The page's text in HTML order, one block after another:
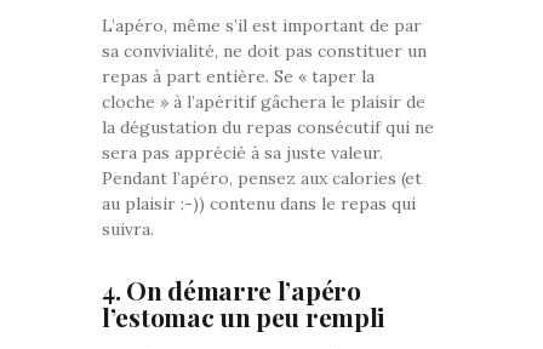
L’apéro, même s’il est important de par
sa convivialité, ne doit pas constituer un
repas à part entière. Se « taper la
cloche » à l’apéritif gâchera le plaisir de
la dégustation du repas consécutif qui ne
sera pas apprécié à sa juste valeur.
Pendant l’apéro, pensez aux calories (et
au plaisir :-)) contenu dans le repas qui
suivra.
4. On démarre l’apéro
l’estomac un peu rempli